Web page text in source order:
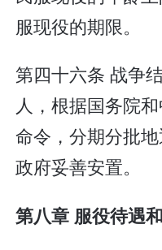
服现役的期限。
第四十六条 战争
人，根据国务院
命令，分期分批
政府妥善安置。
第八章 服役待遇